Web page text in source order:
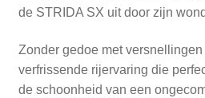
de STRIDA SX uit door zijn
Zonder gedoe met
verfrissende rijervaring die
de schoonheid van een